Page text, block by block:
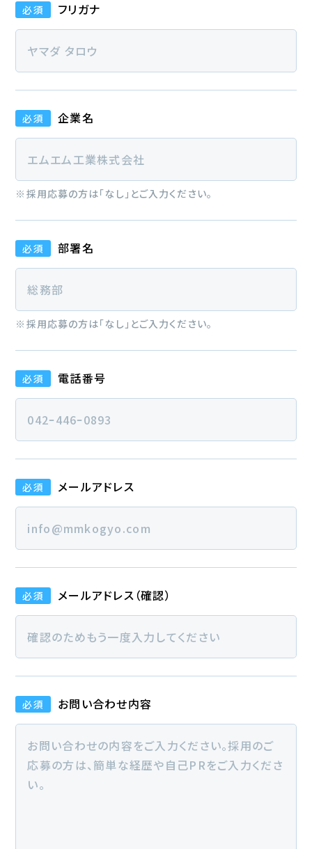
必須 フリガナ
必須 企業名
※採用応募の方は「なし」とご入力ください。
必須 部署名
※採用応募の方は「なし」とご入力ください。
必須 電話番号
必須 メールアドレス
必須 メールアドレス（確認）
必須 お問い合わせ内容